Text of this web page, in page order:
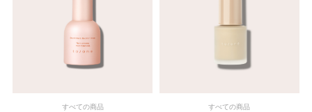
すべての商品 すべての商品